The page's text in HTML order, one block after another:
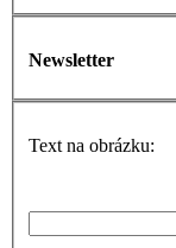
Newsletter
Text na obrázku: